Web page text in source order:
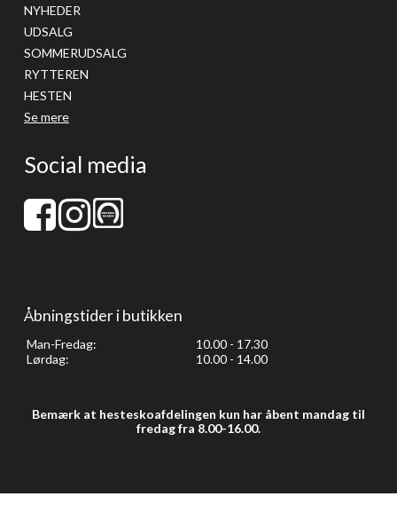
NYHEDER
UDSALG
SOMMERUDSALG
RYTTEREN
HESTEN
Se mere
Social media
Åbningstider i butikken
Man-Fredag:
10.00 - 17.30
Lørdag:
10.00 - 14.00
Bemærk at hesteskoafdelingen kun har åbent mandag til
fredag fra 8.00-16.00.